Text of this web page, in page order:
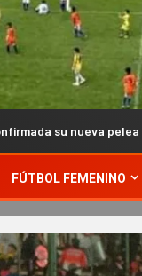
de MMA Pro
FÚTBOL FEMENINO